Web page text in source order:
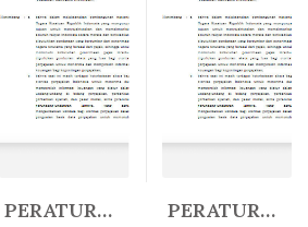
PERATURAN GUBERNUR PROVINSI DAER...
In Peratur... PERATURPAN GUBERNUR PROVINS! DAE...
In Peratur...